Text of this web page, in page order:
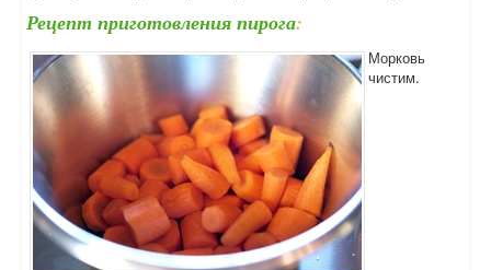
Рецепт приготовления пирога:
Морковь
чистим.